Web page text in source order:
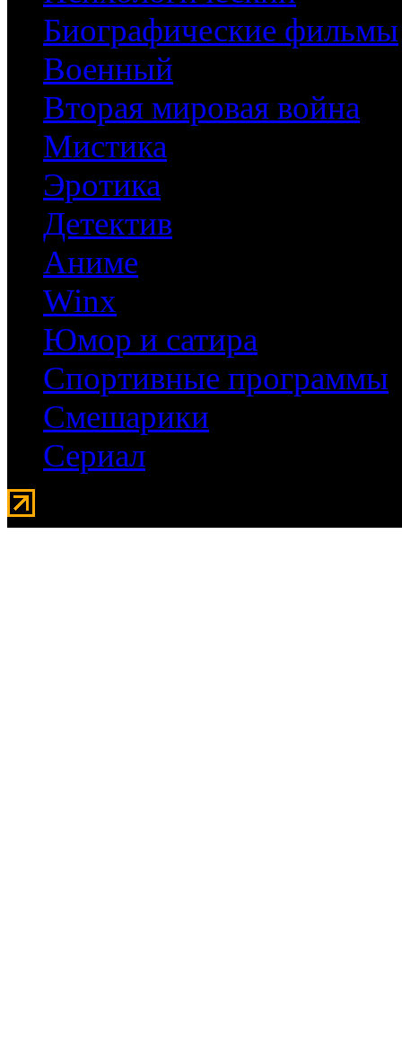
Биографические фильмы
Военный
Вторая мировая война
Мистика
Эротика
Детектив
Аниме
Winx
Юмор и сатира
Спортивные программы
Смешарики
Сериал
Мувидом - аренда